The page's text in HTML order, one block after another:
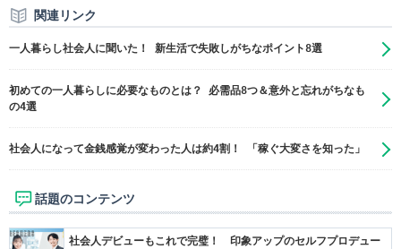
関連リンク
一人暮らし社会人に聞いた！ 新生活で失敗しがちなポイント8選
初めての一人暮らしに必要なものとは？ 必需品8つ＆意外と忘れがちなも
の4選
社会人になって金銭感覚が変わった人は約4割！ 「稼ぐ大変さを知った」
話題のコンテンツ
社会人デビューもこれで完璧！ 印象アップのセルフプロデュー